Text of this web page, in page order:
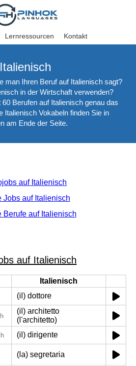
Lernressourcen Kontakt
man Ihren Beruf auf Italienisch sagt?
in der Wirtschaft verwenden?
Berufen auf Italienisch genau das
Italienisch Vokabeln finden Sie in
am Ende der Seite.
auf Italienisch
Jobs auf Italienisch
Berufe auf Italienisch
auf Italienisch
Italienisch
(il) dottore
(il) architetto
(l'architetto)
(il) dirigente
(la) segretaria